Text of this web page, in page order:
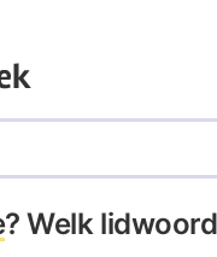
? Welk